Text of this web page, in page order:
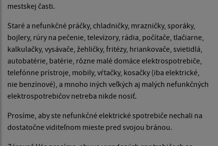
mestskej časti.
Staré a nefunkčné práčky, chladničky, mrazničky, sporáky,
bojlery, rúry na pečenie, televízory, rádia, počítače, tlačiarne,
kalkulačky, vysávače, žehličky, fritézy, hriankovače, svietidlá,
autobatérie, batérie, rôzne malé domáce elektrospotrebiče,
telefónne prístroje, mobily, vŕtačky, kosačky (iba elektrické,
nie benzínové), a mnoho iných veľkých aj malých nefunkčných
elektrospotrebičov netreba nikde nosiť.
Prosíme, aby ste nefunkčné elektrické spotrebiče nechali na
dostatočne viditeľnom mieste pred svojou bránou.